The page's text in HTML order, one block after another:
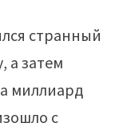
странный
а затем
миллиард
с